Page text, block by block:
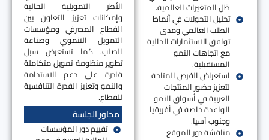
ظل المتغيرات العالمية.
تحليل التحولات في أنماط
الطلب العالمي ومدى
توافق الاستثمارات الحالية
مع اتجاهات النمو
المستقبلية.
استعراض الفرص المتاحة
لتعزيز حضور المنتجات
العربية في أسواق النمو
الواعدة خاصة في أفريقيا
وجنوب آسيا.
مناقشة دور الموقع
الأطر التمويلية الحالية
وإمكانات تعزيز التعاون بين
القطاع المصرفي ومؤسسات
التمويل التنموي وصناعة
الصلب. كما تستعرض سبل
تطوير منظومة تمويل متكاملة
قادرة على دعم الاستدامة
والنمو وتعزيز القدرة التنافسية
للقطاع.
محاور الجلسة
تقييم دور المؤسسات